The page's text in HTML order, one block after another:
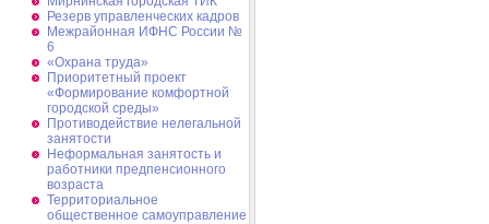
Резерв управленческих кадров
Межрайонная ИФНС России №
6
«Охрана труда»
Приоритетный проект
«Формирование комфортной
городской среды»
Противодействие нелегальной
занятости
Неформальная занятость и
работники предпенсионного
возраста
Территориальное
общественное самоуправление